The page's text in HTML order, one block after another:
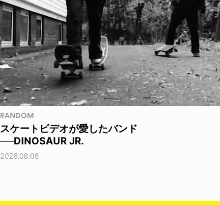
RANDOM
スケートビデオが愛したバンド
──DINOSAUR JR.
2026.08.06